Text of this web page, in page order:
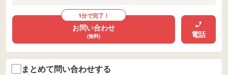
1分で完了！
お問い合わせ
(無料) 電話
まとめて問い合わせする